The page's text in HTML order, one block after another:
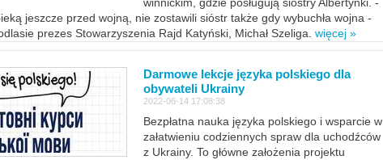
jeszcze przed wojną, nie zostawili sióstr także gdy wybuchła wojna -
prezes Stowarzyszenia Rajd Katyński, Michał Szeliga. więcej »
Darmowe lekcje języka polskiego dla
obywateli Ukrainy
2022-06-14 17:08:38
Bezpłatna nauka języka polskiego i wsparcie w
załatwieniu codziennych spraw dla uchodźców
z Ukrainy. To główne założenia projektu